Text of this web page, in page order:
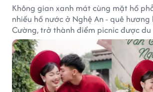
Không gian xanh mát cùng mặt hồ
nhiều hồ nước ở Nghệ An - quê hương
Cường, trở thành điểm picnic được du